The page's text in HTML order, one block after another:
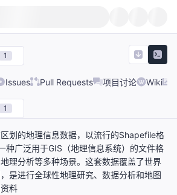
1
Issues Pull Requests 项目讨论 Wiki
1
划的地理信息数据，以流行的Shapefile格
种广泛用于GIS（地理信息系统）的文件格
理分析等多种场景。这套数据覆盖了世界
是进行全球性地理研究、数据分析和地图
料